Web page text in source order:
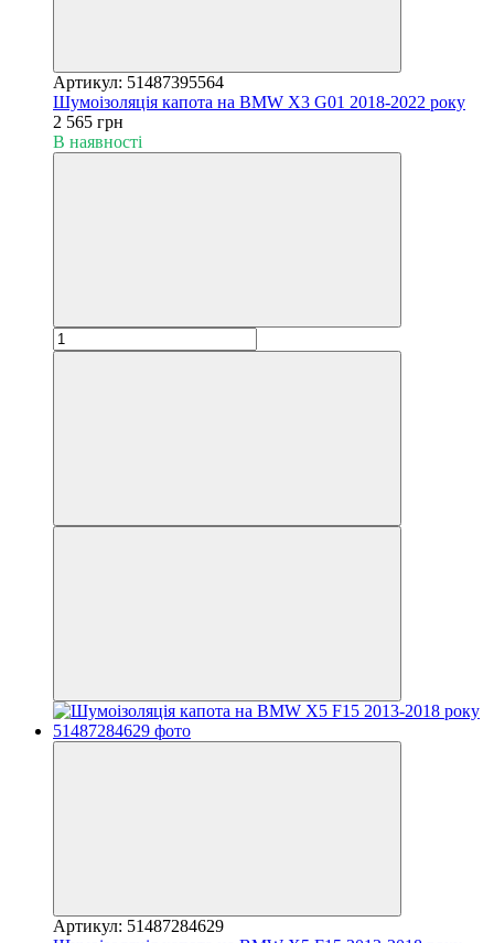
Артикул: 51487395564
Шумоізоляція капота на BMW X3 G01 2018-2022 року
2 565 грн
В наявності
Артикул: 51487284629